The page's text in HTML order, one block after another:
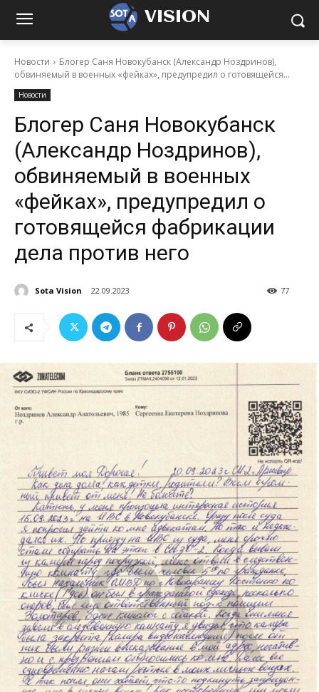
VISION
Новости
Блогер Саня Новокубанск (Александр Ноздринов),
обвиняемый в военных «фейках», предупредил о готовящейся...
Новости
Блогер Саня Новокубанск
(Александр Ноздринов),
обвиняемый в военных
«фейках», предупредил о
готовящейся фабрикации
дела против него
Sota Vision 22.09.2023 77